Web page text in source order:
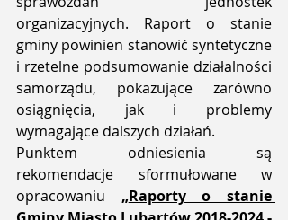
organizacyjnych. Raport o stanie
gminy powinien stanowić syntetyczne
i rzetelne podsumowanie działalności
samorządu, pokazujące zarówno
osiągnięcia, jak i problemy
wymagające dalszych działań.
Punktem odniesienia są
rekomendacje sformułowane w
opracowaniu „Raporty o stanie